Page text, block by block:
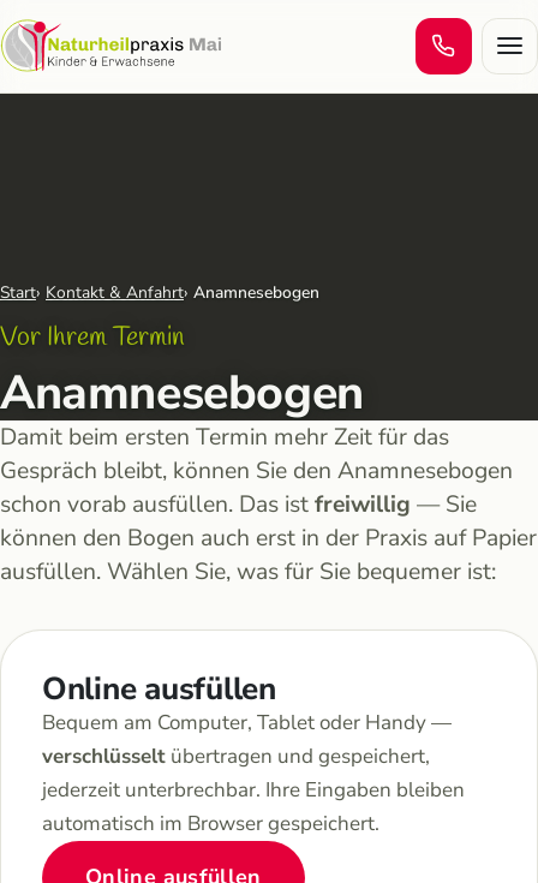
Start Kontakt & Anfahrt Anamnesebogen
Vor Ihrem Termin
Anamnesebogen
Damit beim ersten Termin mehr Zeit für das
Gespräch bleibt, können Sie den Anamnesebogen
schon vorab ausfüllen. Das istfreiwillig — Sie
können den Bogen auch erst in der Praxis auf Papier
ausfüllen. Wählen Sie, was für Sie bequemer ist:
Online ausfüllen
Bequem am Computer, Tablet oder Handy —
verschlüsselt übertragen und gespeichert,
jederzeit unterbrechbar. Ihre Eingaben bleiben
automatisch im Browser gespeichert.